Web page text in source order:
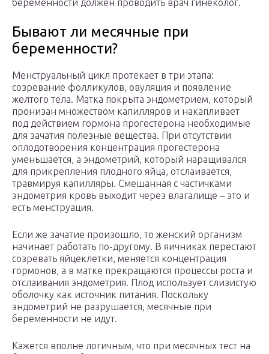
беременности должен проводить врач гинеколог.
Бывают ли месячные при
беременности?
Менструальный цикл протекает в три этапа:
созревание фолликулов, овуляция и появление
желтого тела. Матка покрыта эндометрием, который
пронизан множеством капилляров и накапливает
под действием гормона прогестерона необходимые
для зачатия полезные вещества. При отсутствии
оплодотворения концентрация прогестерона
уменьшается, а эндометрий, который наращивался
для прикрепления плодного яйца, отслаивается,
травмируя капилляры. Смешанная с частичками
эндометрия кровь выходит через влагалище – это и
есть менструация.
Если же зачатие произошло, то женский организм
начинает работать по-другому. В яичниках перестают
созревать яйцеклетки, меняется концентрация
гормонов, а в матке прекращаются процессы роста и
отслаивания эндометрия. Плод использует слизистую
оболочку как источник питания. Поскольку
эндометрий не разрушается, месячные при
беременности не идут.
Кажется вполне логичным, что при месячных тест на